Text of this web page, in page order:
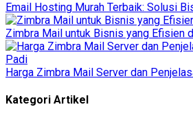
Email Hosting Murah Terbaik: Solusi
Zimbra Mail untuk Bisnis yang Efisien
Harga Zimbra Mail Server dan
Kategori Artikel